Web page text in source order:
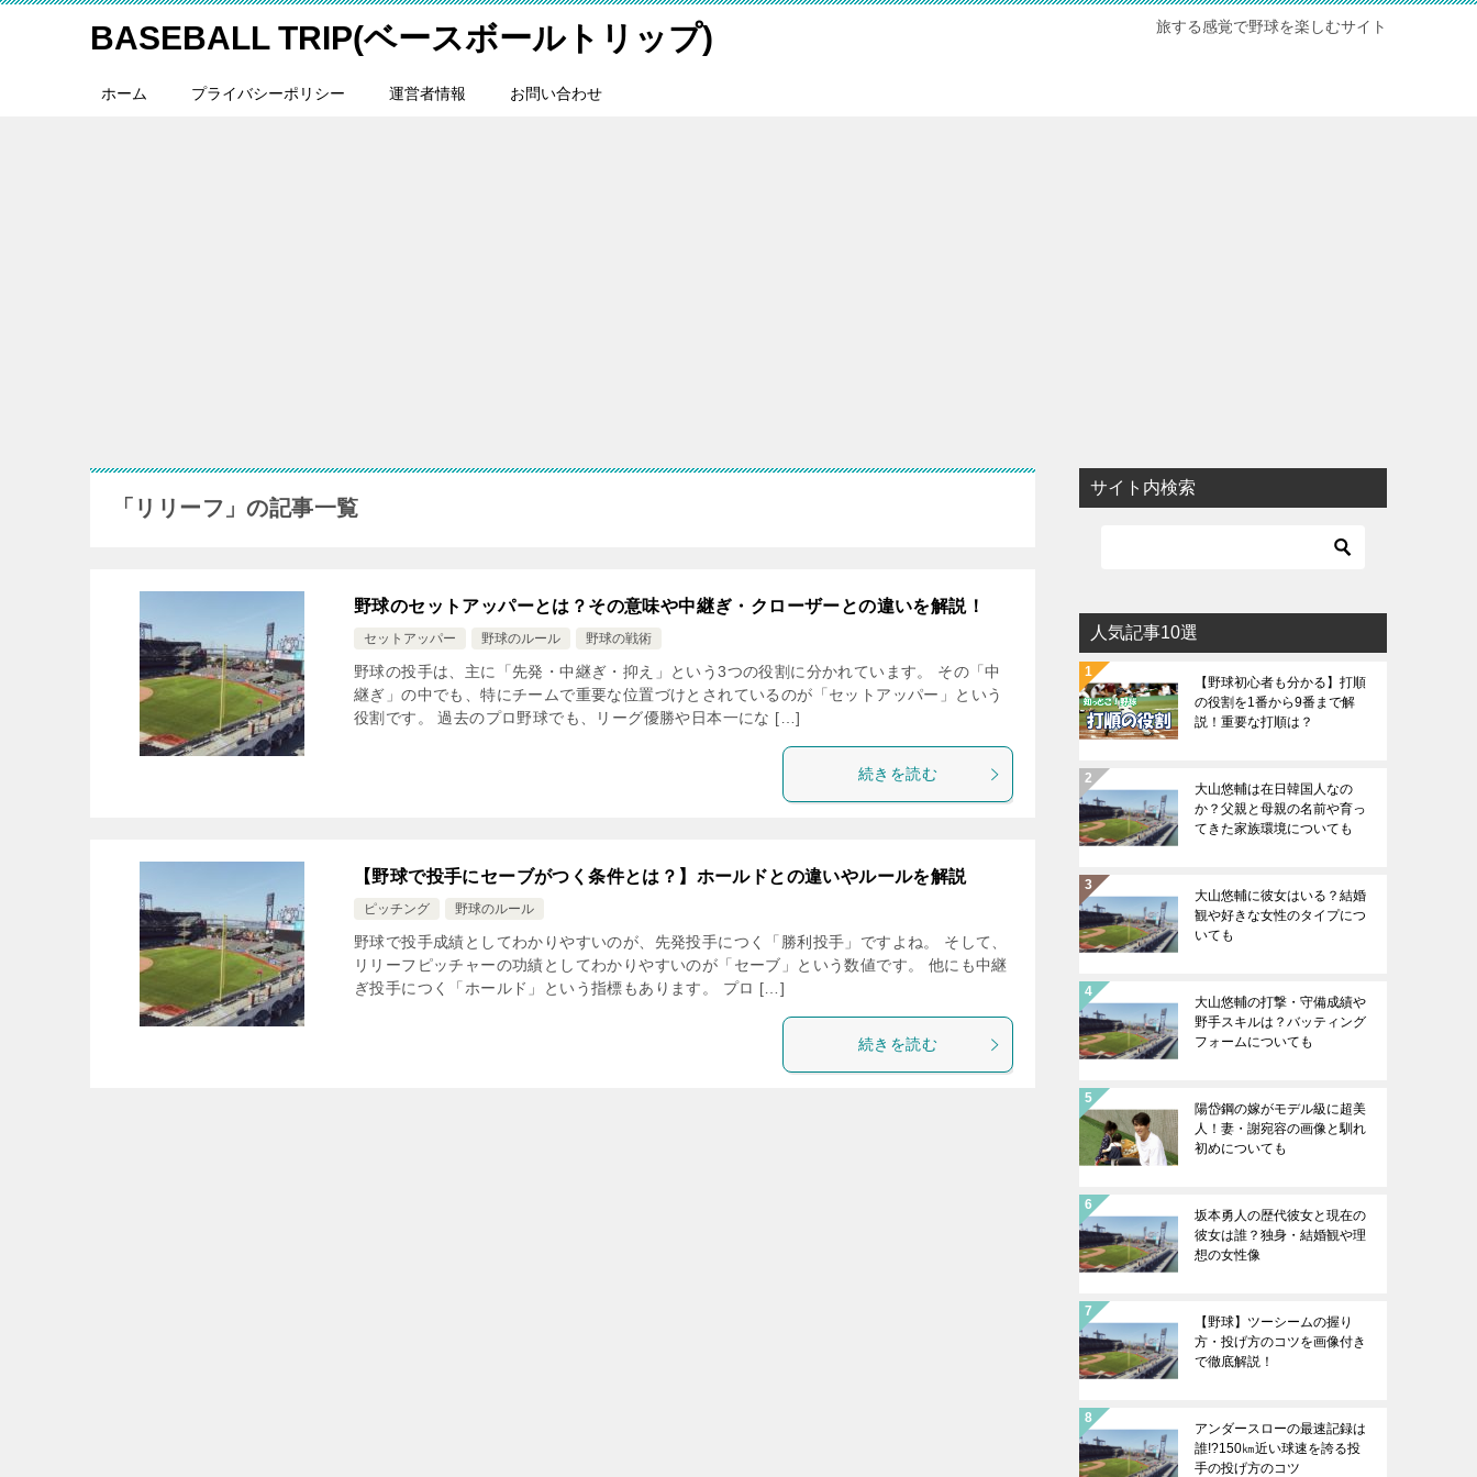
BASEBALL TRIP(ベースボールトリップ) 旅する感覚で野球を楽しむサイト
ホーム プライバシーポリシー 運営者情報 お問い合わせ
「リリーフ」の記事一覧
野球のセットアッパーとは？その意味や中継ぎ・クローザーとの違いを解説！
セットアッパー 野球のルール 野球の戦術
野球の投手は、主に「先発・中継ぎ・抑え」という3つの役割に分かれています。 その「中
継ぎ」の中でも、特にチームで重要な位置づけとされているのが「セットアッパー」という
役割です。 過去のプロ野球でも、リーグ優勝や日本一にな […]
続きを読む
【野球で投手にセーブがつく条件とは？】ホールドとの違いやルールを解説
ピッチング 野球のルール
野球で投手成績としてわかりやすいのが、先発投手につく「勝利投手」ですよね。 そして、
リリーフピッチャーの功績としてわかりやすいのが「セーブ」という数値です。 他にも中継
ぎ投手につく「ホールド」という指標もあります。 プロ […]
続きを読む
サイト内検索
人気記事10選
【野球初心者も分かる】打順
の役割を1番から9番まで解
説！重要な打順は？
大山悠輔は在日韓国人なの
か？父親と母親の名前や育っ
てきた家族環境についても
大山悠輔に彼女はいる？結婚
観や好きな女性のタイプにつ
いても
大山悠輔の打撃・守備成績や
野手スキルは？バッティング
フォームについても
陽岱鋼の嫁がモデル級に超美
人！妻・謝宛容の画像と馴れ
初めについても
坂本勇人の歴代彼女と現在の
彼女は誰？独身・結婚観や理
想の女性像
【野球】ツーシームの握り
方・投げ方のコツを画像付き
で徹底解説！
アンダースローの最速記録は
誰!?150㎞近い球速を誇る投
手の投げ方のコツ